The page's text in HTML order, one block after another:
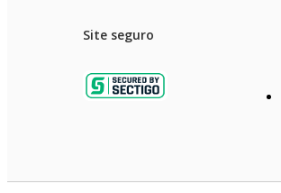
Site seguro